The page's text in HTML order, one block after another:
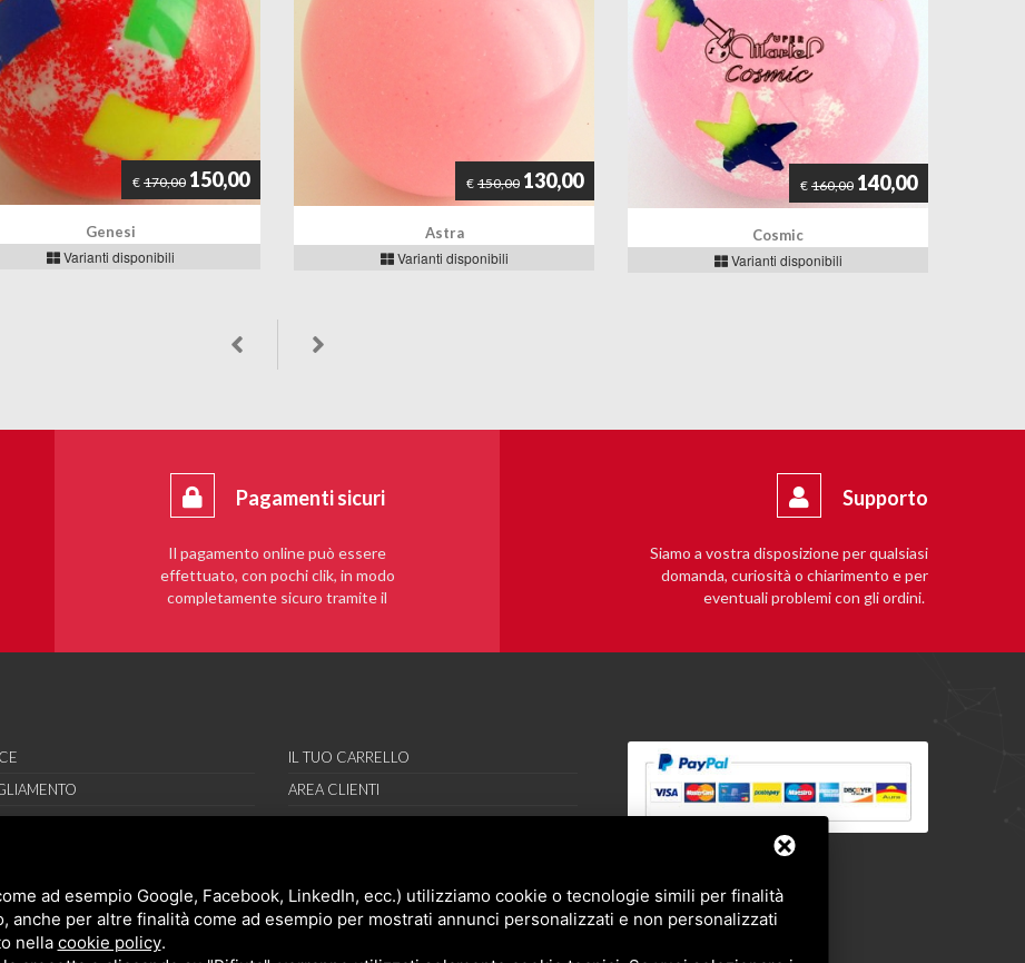
€ 170,00 150,00
Genesi
Varianti disponibili
€ 150,00 130,00
Astra
Varianti disponibili
€ 160,00 140,00
Cosmic
Varianti disponibili
Pagamenti sicuri
Il pagamento online può essere
effettuato, con pochi clik, in modo
completamente sicuro tramite il
Supporto
Siamo a vostra disposizione per qualsiasi
domanda, curiosità o chiarimento e per
eventuali problemi con gli ordini.
SPORT
DI VENDITA
IL TUO CARRELLO
AREA CLIENTI
REGISTRAMI
ad esempio Google, Facebook, LinkedIn, ecc.) utilizziamo cookie o tecnologie simili per finalità
anche per altre finalità come ad esempio per mostrati annunci personalizzati e non personalizzati
nella cookie policy.